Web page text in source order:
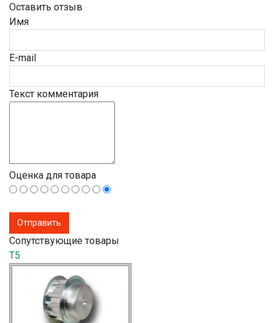
Оставить отзыв
Имя
E-mail
Текст комментария
Оценка для товара
Сопутствующие товары
T5